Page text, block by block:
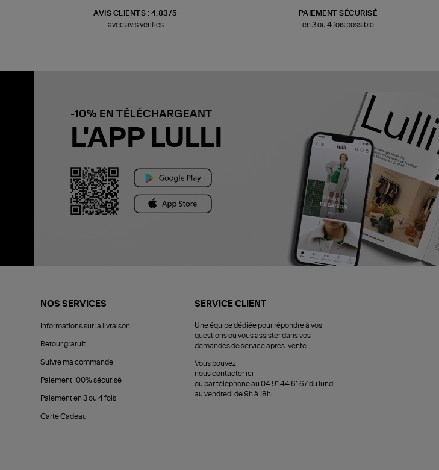
AVIS CLIENTS : 4.83/5
avec avis vérifiés
PAIEMENT SÉCURISÉ
en 3 ou 4 fois possible
-10% EN TÉLÉCHARGEANT
L'APP LULLI
NOS SERVICES
Informations sur la livraison
Retour gratuit
Suivre ma commande
Paiement 100% sécurisé
Paiement en 3 ou 4 fois
Carte Cadeau
SERVICE CLIENT
Une équipe dédiée pour répondre à vos
questions ou vous assister dans vos
demandes de service après-vente.
Vous pouvez
nous contacter ici
ou par téléphone au 04 91 44 61 67 du lundi
au vendredi de 9h à 18h.